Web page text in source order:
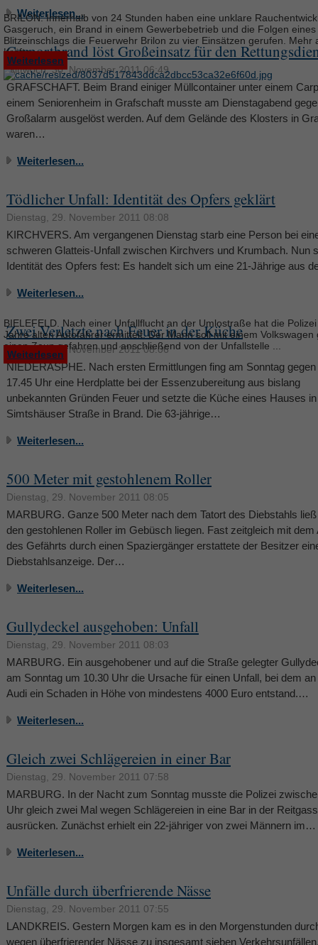
BRILON. Innerhalb von 24 Stunden haben eine unklare
Gasgeruch, ein Brand in einem Gewerbebetrieb und die Folgen eines
Blitzeinschlags die Feuerwehr Brilon zu vier Einsätzen gerufen. Mehr
Kräfte ...
Weiterlesen
BIELEFELD. Nach einer Unfallflucht an der Umlostraße hat die
Jahre alten Autofahrer ermittelt. Der Mann soll mit einem Volkswagen
einen Zaun gefahren und anschließend von der Unfallstelle ...
Weiterlesen
Weiterlesen...
Carportbrand löst Großeinsatz für den
Mittwoch, 30. November 2011 06:49
GRAFSCHAFT. Beim Brand einiger Müllcontainer unter einem
einem Seniorenheim in Grafschaft musste am Dienstagabend
Großalarm ausgelöst werden. Auf dem Gelände des Klosters in
waren…
Weiterlesen...
Tödlicher Unfall: Identität des Opfers geklärt
Dienstag, 29. November 2011 08:08
KIRCHVERS. Am vergangenen Dienstag starb eine Person bei
schweren Glatteis-Unfall zwischen Kirchvers und Krumbach. Nun
Identität des Opfers fest: Es handelt sich um eine 21-Jährige aus
Weiterlesen...
Zwei Verletzte nach Feuer in der Küche
Dienstag, 29. November 2011 08:06
NIEDERASPHE. Nach ersten Ermittlungen fing am Sonntag gegen
17.45 Uhr eine Herdplatte bei der Essenzubereitung aus bislang
unbekannten Gründen Feuer und setzte die Küche eines Hauses
Simtshäuser Straße in Brand. Die 63-jährige…
Weiterlesen...
500 Meter mit gestohlenem Roller
Dienstag, 29. November 2011 08:05
MARBURG. Ganze 500 Meter nach dem Tatort des Diebstahls
den gestohlenen Roller im Gebüsch liegen. Fast zeitgleich mit dem
des Gefährts durch einen Spaziergänger erstattete der Besitzer
Diebstahlsanzeige. Der…
Weiterlesen...
Gullydeckel ausgehoben: Unfall
Dienstag, 29. November 2011 08:03
MARBURG. Ein ausgehobener und auf die Straße gelegter
am Sonntag um 10.30 Uhr die Ursache für einen Unfall, bei dem
Audi ein Schaden in Höhe von mindestens 4000 Euro entstand.…
Weiterlesen...
Gleich zwei Schlägereien in einer Bar
Dienstag, 29. November 2011 07:58
MARBURG. In der Nacht zum Sonntag musste die Polizei
Uhr gleich zwei Mal wegen Schlägereien in eine Bar in der
ausrücken. Zunächst erhielt ein 22-jähriger von zwei Männern im…
Weiterlesen...
Unfälle durch überfrierende Nässe
Dienstag, 29. November 2011 07:55
LANDKREIS. Gestern Morgen kam es in den Morgenstunden
wegen überfrierender Nässe zu insgesamt sieben